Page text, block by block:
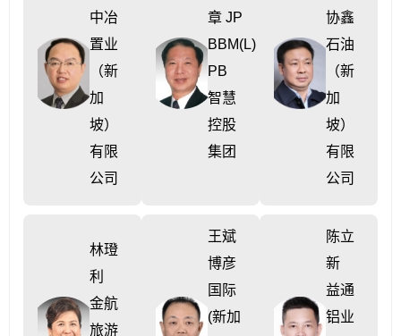
中冶
置业
（新
加
坡）
有限
公司
章 JP
BBM(L)
PB
智慧
控股
集团
协鑫
石油
（新
加
坡）
有限
公司
林璒
利
金航
旅游
王斌
博彦
国际
(新加
陈立
新
益通
铝业